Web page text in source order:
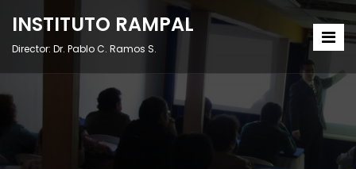
INSTITUTO RAMPAL
Director: Dr. Pablo C. Ramos S.